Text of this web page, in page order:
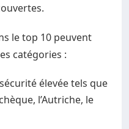
le top 10 peuvent
catégories :
élevée tels que
l’Autriche, le